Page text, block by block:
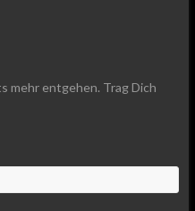
mehr entgehen. Trag Dich